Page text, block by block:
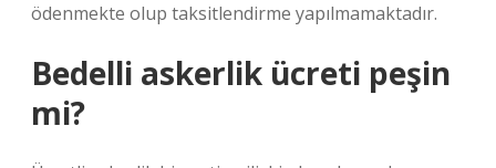
ödenmekte olup taksitlendirme yapılmamaktadır.
Bedelli askerlik ücreti peşin
mi?